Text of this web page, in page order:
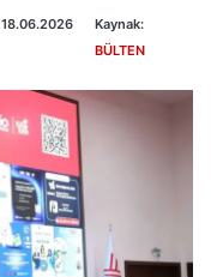
18.06.2026
Kaynak:
BÜLTEN